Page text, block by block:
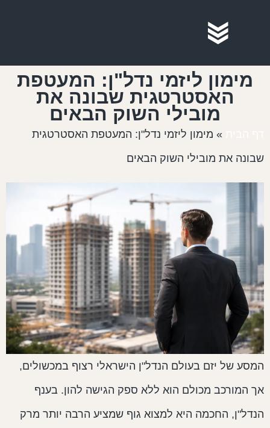
מימון ליזמי נדל"ן: המעטפת
האסטרטגית שבונה את
מובילי השוק הבאים
מימון ליזמי נדל"ן: המעטפת האסטרטגית
את מובילי השוק הבאים
של יזם בעולם הנדל"ן הישראלי רצוף במכשולים,
המורכב מכולם הוא ללא ספק הגישה להון. בענף
החכמה היא למצוא גוף שמציע הרבה יותר מרק